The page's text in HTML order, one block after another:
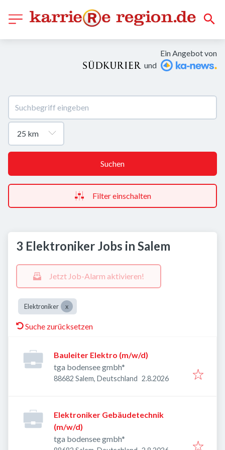
Ein Angebot von
und
Suchen
Filter einschalten
3 Elektroniker Jobs in Salem
Jetzt Job-Alarm aktivieren!
Elektroniker
Suche zurücksetzen
Bauleiter Elektro (m/w/d)
tga bodensee gmbh*
88682 Salem, Deutschland Veröffentlicht
2.8.2026
Elektroniker Gebäudetechnik
(m/w/d)
tga bodensee gmbh*